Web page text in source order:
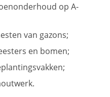
op A-
van gazons;
en bomen;